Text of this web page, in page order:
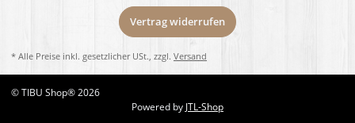
Vertrag widerrufen
* Alle Preise inkl. gesetzlicher USt., zzgl. Versand
© TIBU Shop® 2026
Powered by JTL-Shop